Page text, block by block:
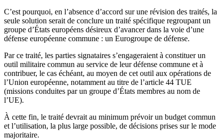
C’est pourquoi, en l’absence d’accord sur une révision des traités, la
seule solution serait de conclure un traité spécifique regroupant un
groupe d’États européens désireux d’avancer dans la voie d’une
défense européenne commune : un Eurogroupe de défense.
Par ce traité, les parties signataires s’engageraient à constituer un
outil militaire commun au service de leur défense commune et à
contribuer, le cas échéant, au moyen de cet outil aux opérations de
l’Union européenne, notamment au titre de l’article 44 TUE
(missions conduites par un groupe d’États membres au nom de
l’UE).
À cette fin, le traité devrait au minimum prévoir un budget commun
et l’utilisation, la plus large possible, de décisions prises sur le mode
majoritaire.